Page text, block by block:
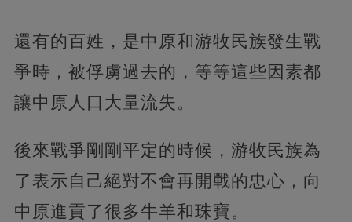
還有的百姓，是中原和游牧民族發生戰
爭時，被俘虜過去的，等等這些因素都
讓中原人口大量流失。
後來戰爭剛剛平定的時候，游牧民族為
了表示自己絕對不會再開戰的忠心，向
中原進貢了很多牛羊和珠寶。